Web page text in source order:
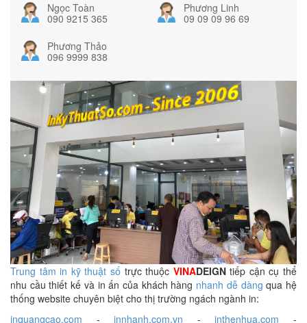
Ngọc Toàn
090 9215 365
Phương Linh
09 09 09 96 69
Phương Thảo
096 9999 838
Trung tâm in kỹ thuật số trực thuộc VINADEIGNtiếp cận cụ thể
nhu cầu thiết kế và in ấn của khách hàng nhanh dễ dàng qua hệ
thống website chuyên biệt cho thị trường ngách ngành in:
inquangcao.com -innhanh.com.vn -inthenhua.com -